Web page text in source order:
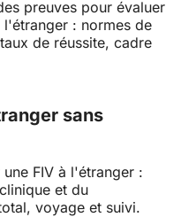
preuves pour évaluer
l'étranger : normes de
de réussite, cadre
sans
FIV à l'étranger :
et du
voyage et suivi.